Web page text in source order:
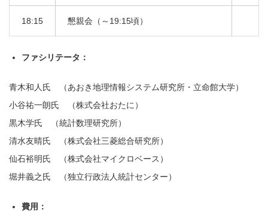
18:15 懇親会（～19:15頃）
ファシリテータ：
青木和人氏 （あおき地理情報システム研究所・立命館大学）
小谷祐一朗氏 （株式会社おたに）
黒木学氏 （統計数理研究所）
清水友晴氏 （株式会社三菱総合研究所）
仙石裕明氏 （株式会社マイクロベース）
堀井義之氏 （独立行政法人統計センター）
費用：